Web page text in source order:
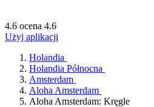
4.6 ocena 4.6
Użyj aplikacji
Holandia
Holandia Północna
Amsterdam
Aloha Amsterdam
Aloha Amsterdam: Kręgle